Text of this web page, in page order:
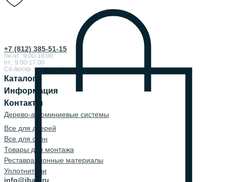
+7 (812) 385-51-15
пн-чт.: 9:00-18:00
пт.: 9.00-17.00
Сб./воскр.: выходной
Каталог
Информация
Контакты
Дерево-алюминиевые системы
Все для дверей
Все для окон
Товары для монтажа
Реставрационные материалы
Уплотнители
info@ibau.ru